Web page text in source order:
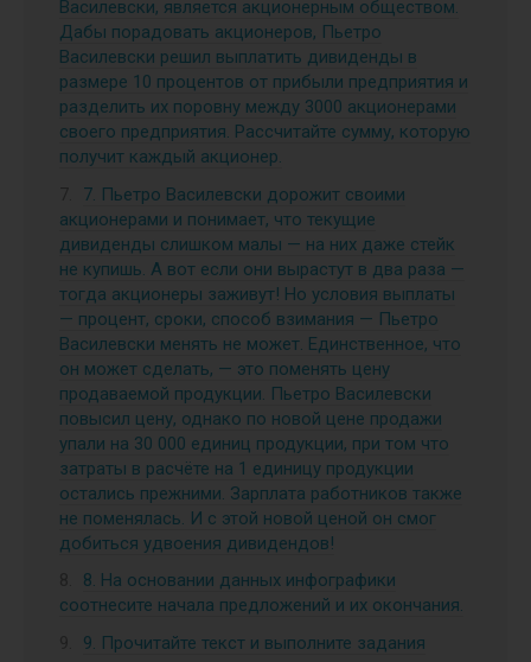
Василевски, является акционерным обществом.
Дабы порадовать акционеров, Пьетро
Василевски решил выплатить дивиденды в
размере 10 процентов от прибыли предприятия и
разделить их поровну между 3000 акционерами
своего предприятия. Рассчитайте сумму, которую
получит каждый акционер.
7. Пьетро Василевски дорожит своими
акционерами и понимает, что текущие
дивиденды слишком малы — на них даже стейк
не купишь. А вот если они вырастут в два раза —
тогда акционеры заживут! Но условия выплаты
— процент, сроки, способ взимания — Пьетро
Василевски менять не может. Единственное, что
он может сделать, — это поменять цену
продаваемой продукции. Пьетро Василевски
повысил цену, однако по новой цене продажи
упали на 30 000 единиц продукции, при том что
затраты в расчёте на 1 единицу продукции
остались прежними. Зарплата работников также
не поменялась. И с этой новой ценой он смог
добиться удвоения дивидендов!
8. На основании данных инфографики
соотнесите начала предложений и их окончания.
9. Прочитайте текст и выполните задания